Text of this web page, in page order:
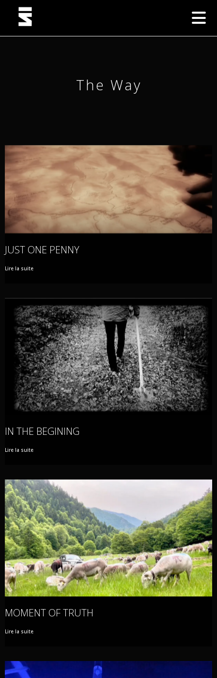
The Way
JUST ONE PENNY
Lire la suite
IN THE BEGINING
Lire la suite
MOMENT OF TRUTH
Lire la suite